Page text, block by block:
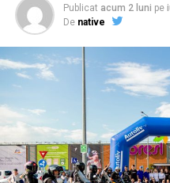
Publicat acum 2 luni pe
De native